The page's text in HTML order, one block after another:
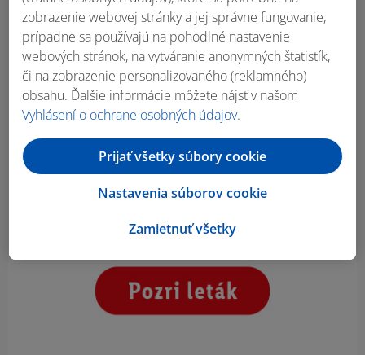
zobrazenie webovej stránky a jej správne fungovanie,
prípadne sa používajú na pohodlné nastavenie
webových stránok, na vytváranie anonymných štatistík,
či na zobrazenie personalizovaného (reklamného)
obsahu. Ďalšie informácie môžete nájsť v našom
Vyhlásení o ochrane osobných údajov.
Zamietnuť všetky
Nastavenia súborov cookie
Prijať všetky súbory cookie